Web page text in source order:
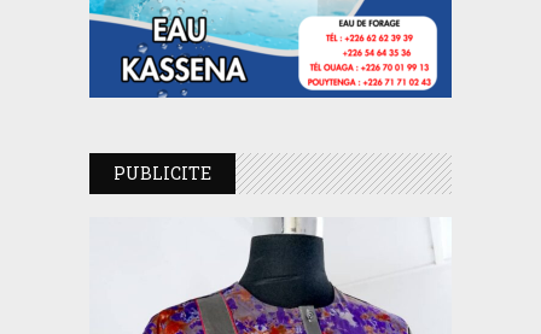
PUBLICITE